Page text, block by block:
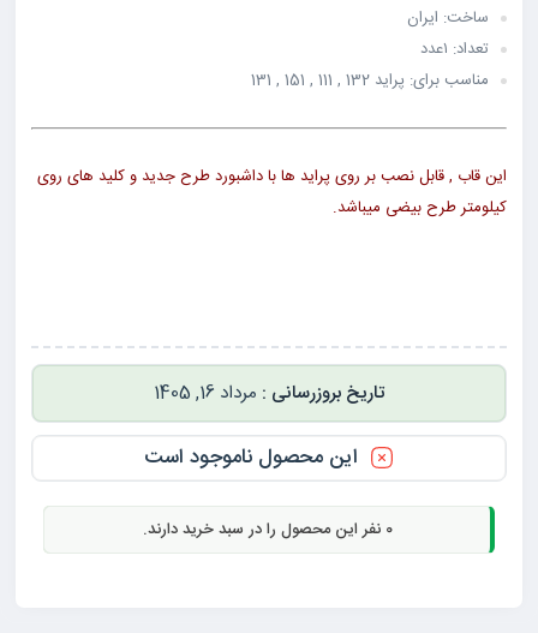
ساخت: ایران
تعداد: ۱عدد
مناسب برای: پراید 132 , 111 , 151 , 131
این قاب , قابل نصب بر روی پراید ها با داشبورد طرح جدید و کلید های روی
کیلومتر طرح بیضی میباشد.
مرداد 16, 1405
این محصول ناموجود است
0 نفر این محصول را در سبد خرید دارند.